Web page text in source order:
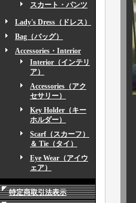
スカート・パンツ
Lady's Dress（ドレス）
Bag（バッグ）
Accessories・Interior
Interior（インテリ
ア）
Accessories（アク
セサリー）
Key Holder（キー
ホルダー）
Scarf（スカーフ）
＆ Tie（タイ）
Eye Wear（アイウ
ェア）
特定商取引法表示